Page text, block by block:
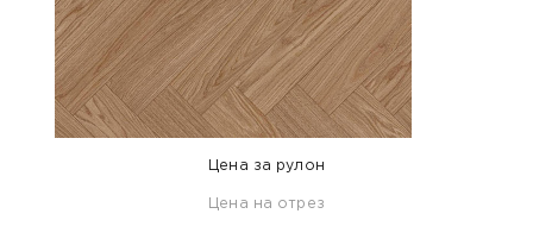
Цена за рулон
Цена на отрез